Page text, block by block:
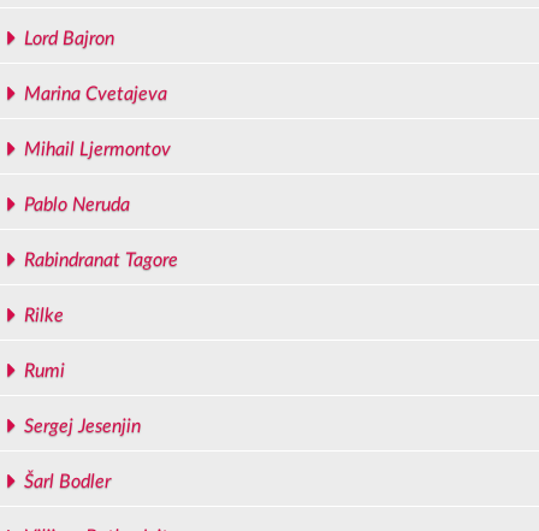
Lord Bajron
Marina Cvetajeva
Mihail Ljermontov
Pablo Neruda
Rabindranat Tagore
Rilke
Rumi
Sergej Jesenjin
Šarl Bodler